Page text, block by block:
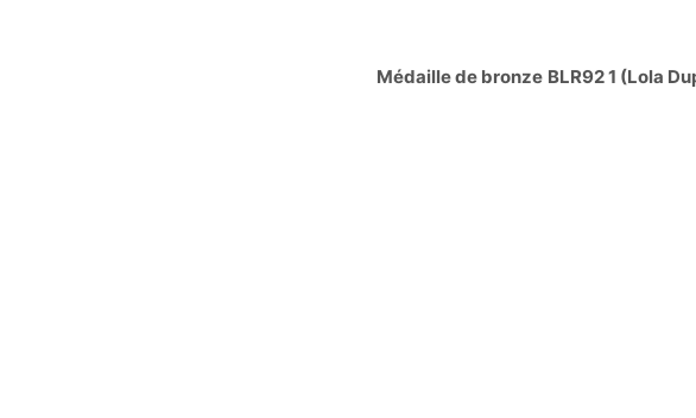
Médaille de bronze BLR92 1 (Lola